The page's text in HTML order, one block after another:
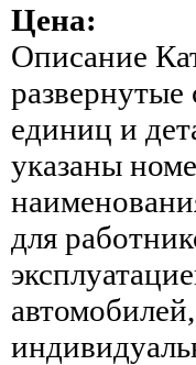
Цена:
Описание
единиц и
указаны
для